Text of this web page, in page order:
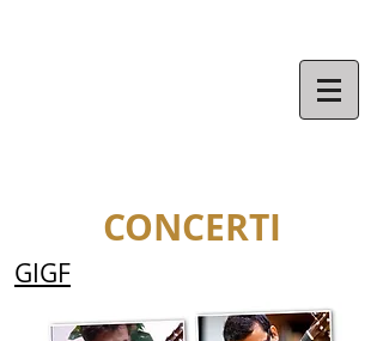
CONCERTI
GIGF